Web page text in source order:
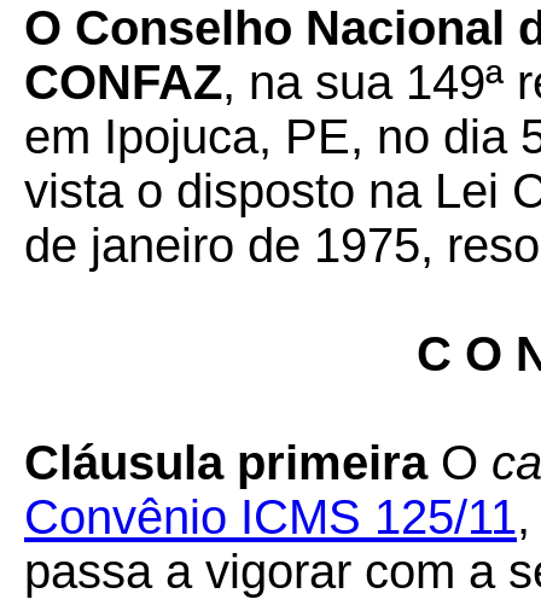
O Conselho Nacional
CONFAZ, na sua 149ª
em Ipojuca, PE, no dia
vista o disposto na Lei
de janeiro de 1975,
C O
Cláusula primeiraO
Convênio ICMS 125/11
passa a vigorar com a